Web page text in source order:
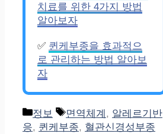
치료를 위한 4가지 방법
알아보자
✅ 퀸케부종을 효과적으
로 관리하는 방법 알아보
자
Categories
정보 Tags
면역체계 , 알레르기반
응, 퀸케부종, 혈관신경성부종